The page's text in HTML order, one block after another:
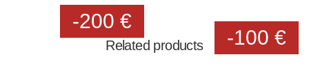
Related products
-200 €
-100 €